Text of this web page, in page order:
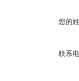
您的
联系